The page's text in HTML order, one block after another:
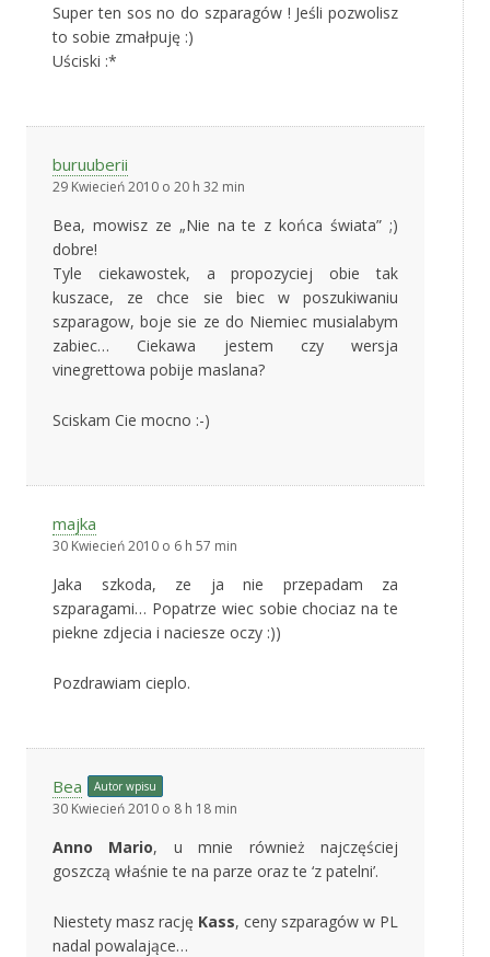
Super ten sos no do szparagów ! Jeśli pozwolisz
to sobie zmałpuję :)
Uściski :*
buruuberii
29 Kwiecień 2010 o 20 h 32 min
Bea, mowisz ze „Nie na te z końca świata” ;)
dobre!
Tyle ciekawostek, a propozyciej obie tak
kuszace, ze chce sie biec w poszukiwaniu
szparagow, boje sie ze do Niemiec musialabym
zabiec… Ciekawa jestem czy wersja
vinegrettowa pobije maslana?
Sciskam Cie mocno :-)
majka
30 Kwiecień 2010 o 6 h 57 min
Jaka szkoda, ze ja nie przepadam za
szparagami… Popatrze wiec sobie chociaz na te
piekne zdjecia i naciesze oczy :))
Pozdrawiam cieplo.
Bea Autor wpisu
30 Kwiecień 2010 o 8 h 18 min
Anno Mario, u mnie również najczęściej
goszczą właśnie te na parze oraz te ‘z patelni’.
Niestety masz rację Kass, ceny szparagów w PL
nadal powalające…